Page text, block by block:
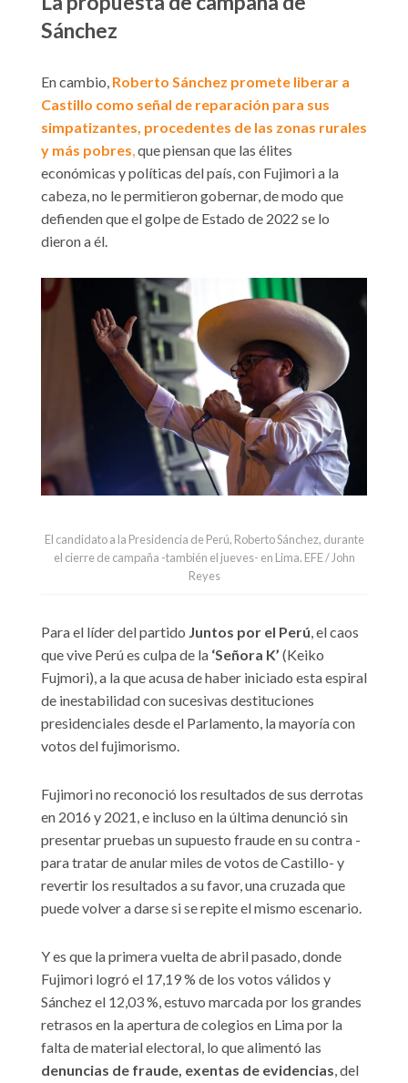
Sánchez
En cambio, Roberto Sánchez promete liberar a
Castillo como señal de reparación para sus
simpatizantes, procedentes de las zonas rurales
y más pobres,que piensan que las élites
económicas y políticas del país, con Fujimori a la
cabeza, no le permitieron gobernar, de modo que
defienden que el golpe de Estado de 2022 se lo
dieron a él.
El candidato a la Presidencia de Perú, Roberto Sánchez, durante
el cierre de campaña -también el jueves- en Lima. EFE / John
Reyes
Para el líder del partido Juntos por el Perú, el caos
que vive Perú es culpa de la ‘Señora K’ (Keiko
Fujmori), a la que acusa de haber iniciado esta espiral
de inestabilidad con sucesivas destituciones
presidenciales desde el Parlamento, la mayoría con
votos del fujimorismo.
Fujimori no reconoció los resultados de sus derrotas
en 2016 y 2021, e incluso en la última denunció sin
presentar pruebas un supuesto fraude en su contra -
para tratar de anular miles de votos de Castillo- y
revertir los resultados a su favor, una cruzada que
puede volver a darse si se repite el mismo escenario.
Y es que la primera vuelta de abril pasado, donde
Fujimori logró el 17,19 % de los votos válidos y
Sánchez el 12,03 %, estuvo marcada por los grandes
retrasos en la apertura de colegios en Lima por la
falta de material electoral, lo que alimentó las
denuncias de fraude, exentas de evidencias, del